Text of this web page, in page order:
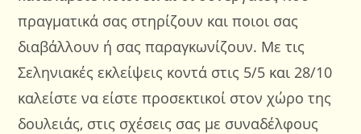
πραγματικά σας στηρίζουν και ποιοι σας
διαβάλλουν ή σας παραγκωνίζουν. Με τις
Σεληνιακές εκλείψεις κοντά στις 5/5 και 28/10
καλείστε να είστε προσεκτικοί στον χώρο της
δουλειάς, στις σχέσεις σας με συναδέλφους